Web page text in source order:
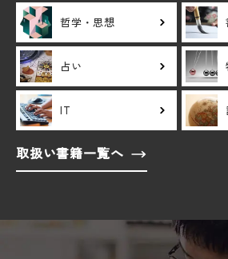
哲学・思想
占い
IT
取扱い書籍一覧へ